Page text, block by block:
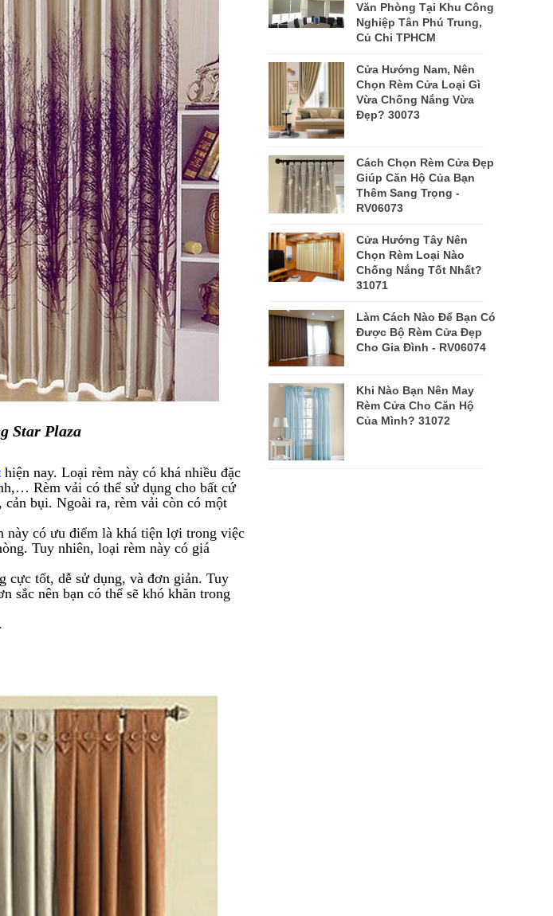
Star Plaza
hiện nay. Loại rèm này có khá nhiều đặc
Rèm vải có thể sử dụng cho bất cứ
cản bụi. Ngoài ra, rèm vải còn có một
này có ưu điểm là khá tiện lợi trong việc
Tuy nhiên, loại rèm này có giá
cực tốt, dễ sử dụng, và đơn giản. Tuy
sắc nên bạn có thể sẽ khó khăn trong
Văn Phòng Tại Khu Công
Nghiệp Tân Phú Trung,
Củ Chi TPHCM
Cửa Hướng Nam, Nên
Chọn Rèm Cửa Loại Gì
Vừa Chống Nắng Vừa
Đẹp? 30073
Cách Chọn Rèm Cửa Đẹp
Giúp Căn Hộ Của Bạn
Thêm Sang Trọng -
RV06073
Cửa Hướng Tây Nên
Chọn Rèm Loại Nào
Chống Nắng Tốt Nhất?
31071
Làm Cách Nào Để Bạn Có
Được Bộ Rèm Cửa Đẹp
Cho Gia Đình - RV06074
Khi Nào Bạn Nên May
Rèm Cửa Cho Căn Hộ
Của Mình? 31072